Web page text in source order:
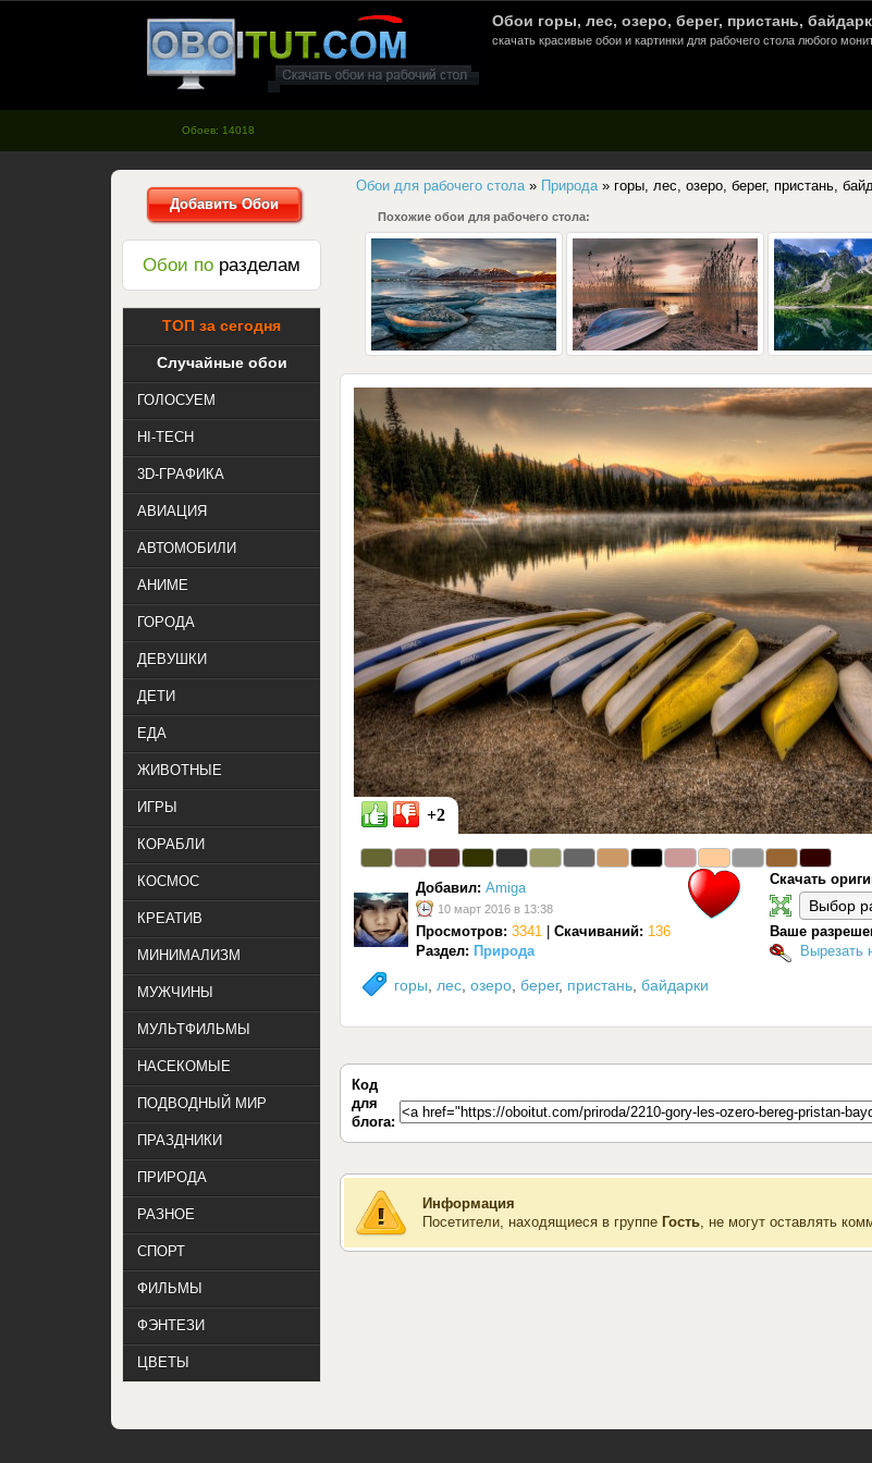
oboitut.com - Обои для рабочего
стола
Обои горы, лес, озеро, берег, пристань,
скачать красивые обои и картинки для рабочего стола любого
Обоев: 14018
Обои для рабочего стола» Природа» горы, лес, озеро, берег, пристань,
Похожие обои для рабочего стола:
горы лес озеро берег, пристань байдарки
Добавил: Amiga
10 март 2016 в 13:38
Просмотров: 3341 Скачиваний: 136
+2
Скачать
Ваше
Вырезать
Раздел: Природа
Код
для
блога:
Информация
Посетители, находящиеся в группе Гость, не могут оставлять
Добавить Обои
Обои по разделам
ТОП за сегодня
Случайные обои
ГОЛОСУЕМ
HI-TECH
3D-ГРАФИКА
АВИАЦИЯ
АВТОМОБИЛИ
АНИМЕ
ГОРОДА
ДЕВУШКИ
ДЕТИ
ЕДА
ЖИВОТНЫЕ
ИГРЫ
КОРАБЛИ
КОСМОС
КРЕАТИВ
МИНИМАЛИЗМ
МУЖЧИНЫ
МУЛЬТФИЛЬМЫ
НАСЕКОМЫЕ
ПОДВОДНЫЙ МИР
ПРАЗДНИКИ
ПРИРОДА
РАЗНОЕ
СПОРТ
ФИЛЬМЫ
ФЭНТЕЗИ
ЦВЕТЫ